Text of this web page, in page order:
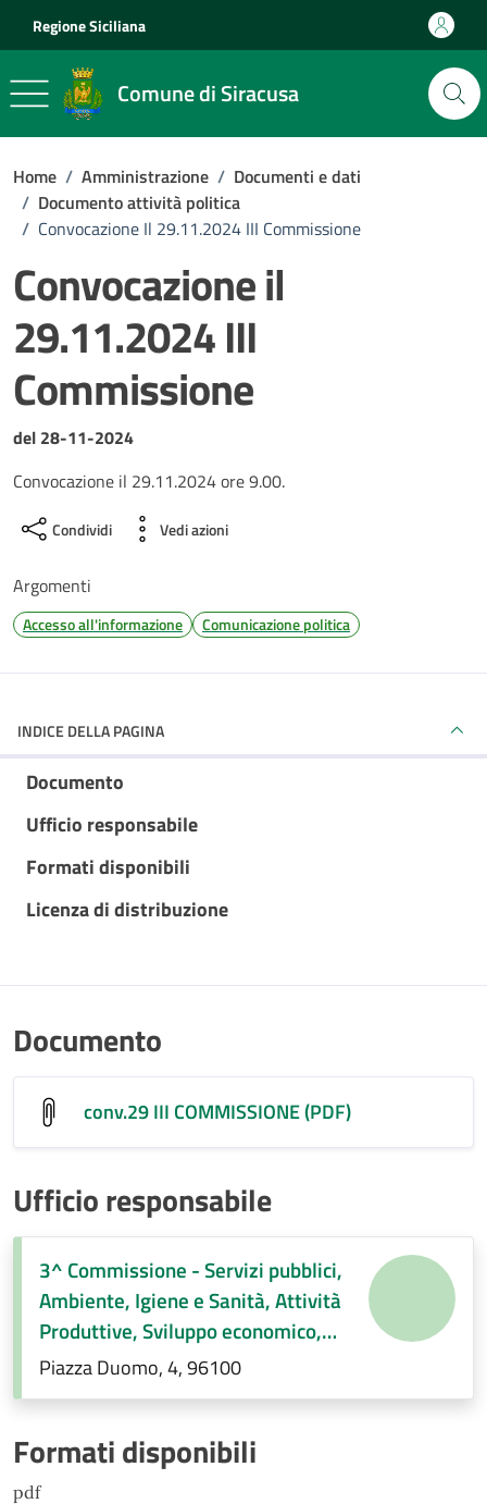
Regione Siciliana
Comune di Siracusa
Home / Amministrazione / Documenti e dati
/ Documento attività politica
/ Convocazione Il 29.11.2024 III Commissione
Convocazione il
29.11.2024 III
Commissione
Dettagli del documento
del 28-11-2024
Convocazione il 29.11.2024 ore 9.00.
Condividi Vedi azioni
Argomenti
Accesso all'informazione Comunicazione politica
INDICE DELLA PAGINA
Documento
Ufficio responsabile
Formati disponibili
Licenza di distribuzione
Documento
conv.29 III COMMISSIONE (PDF)
Ufficio responsabile
3^ Commissione - Servizi pubblici,
Ambiente, Igiene e Sanità, Attività
Produttive, Sviluppo economico,
Regolamenti di competenza.
Piazza Duomo, 4, 96100
Formati disponibili
pdf